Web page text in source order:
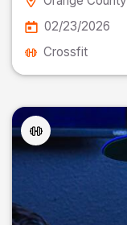
02/23/2026
Crossfit